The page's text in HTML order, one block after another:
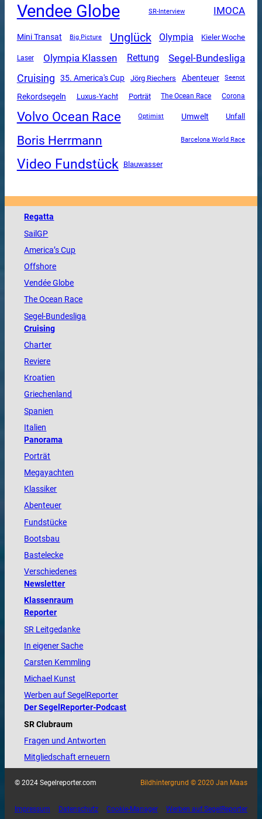
Vendee Globe SR-Interview IMOCA
Mini Transat Big Picture Unglück Olympia Kieler Woche
Laser Olympia Klassen Rettung Segel-Bundesliga
Cruising 35. America's Cup Jörg Riechers Abenteuer Seenot
Rekordsegeln Luxus-Yacht Porträt The Ocean Race Corona
Volvo Ocean Race Optimist Umwelt Unfall
Boris Herrmann Barcelona World Race
Video Fundstück Blauwasser
Regatta
SailGP
America’s Cup
Offshore
VendéeGlobe
TheOcean Race
Segel-Bundesliga
Cruising
Charter
Reviere
Kroatien
Griechenland
Spanien
Italien
Panorama
Porträt
Megayachten
Klassiker
Abenteuer
Fundstücke
Bootsbau
Bastelecke
Verschiedenes
Newsletter
Klassenraum
Reporter
SR Leitgedanke
In eigener Sache
Carsten Kemmling
Michael Kunst
Werben auf SegelReporter
Der SegelReporter-Podcast
SR Clubraum
Fragen und Antworten
Mitgliedschaft erneuern
© 2024 Segelreporter.com Bildhintergrund © 2020 Jan Maas
Impressum Datenschutz Cookie-Manager Werben auf SegelReporter